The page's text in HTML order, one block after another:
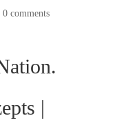
0 comments
|